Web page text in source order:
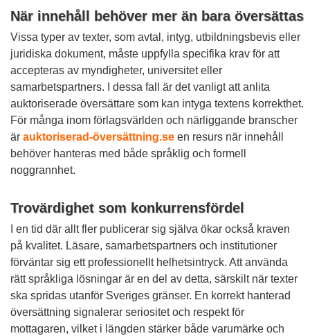
När innehåll behöver mer än bara översättas
Vissa typer av texter, som avtal, intyg, utbildningsbevis eller
juridiska dokument, måste uppfylla specifika krav för att
accepteras av myndigheter, universitet eller
samarbetspartners. I dessa fall är det vanligt att anlita
auktoriserade översättare som kan intyga textens korrekthet.
För många inom förlagsvärlden och närliggande branscher
är auktoriserad-översättning.seen resurs när innehåll
behöver hanteras med både språklig och formell
noggrannhet.
Trovärdighet som konkurrensfördel
I en tid där allt fler publicerar sig själva ökar också kraven
på kvalitet. Läsare, samarbetspartners och institutioner
förväntar sig ett professionellt helhetsintryck. Att använda
rätt språkliga lösningar är en del av detta, särskilt när texter
ska spridas utanför Sveriges gränser. En korrekt hanterad
översättning signalerar seriositet och respekt för
mottagaren, vilket i längden stärker både varumärke och